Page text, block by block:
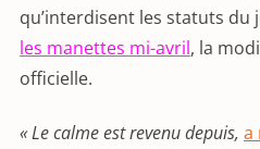
qu’interdisent les statuts du
les manettes mi-avril, la
officielle.
« Le calme est revenu depuis, a